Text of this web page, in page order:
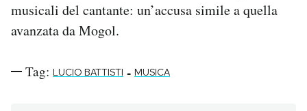
musicali del cantante: un’accusa simile a quella
avanzata da Mogol.
Tag: LUCIO BATTISTI - MUSICA